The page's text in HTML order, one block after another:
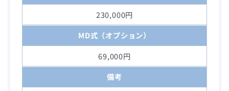
230,000円
MD式（オプション）
69,000円
備考